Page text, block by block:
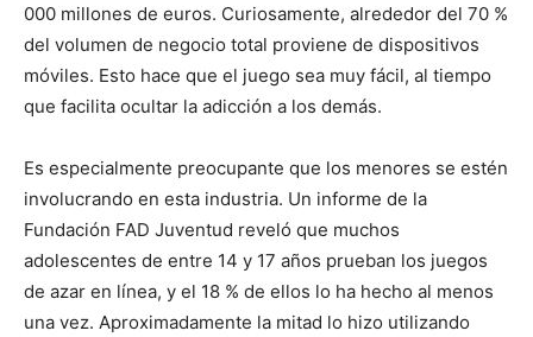
000 millones de euros. Curiosamente, alrededor del 70 %
del volumen de negocio total proviene de dispositivos
móviles. Esto hace que el juego sea muy fácil, al tiempo
que facilita ocultar la adicción a los demás.
Es especialmente preocupante que los menores se estén
involucrando en esta industria. Un informe de la
Fundación FAD Juventud reveló que muchos
adolescentes de entre 14 y 17 años prueban los juegos
de azar en línea, y el 18 % de ellos lo ha hecho al menos
una vez. Aproximadamente la mitad lo hizo utilizando